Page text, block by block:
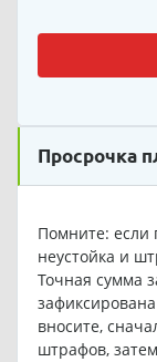
Просрочка
Помните: если
неустойка и
Точная сумма
вносите,
штрафов,